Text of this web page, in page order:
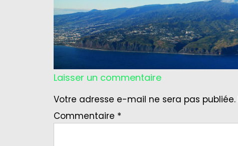
Laisser un commentaire
Votre adresse e-mail ne sera pas publiée.
Commentaire *